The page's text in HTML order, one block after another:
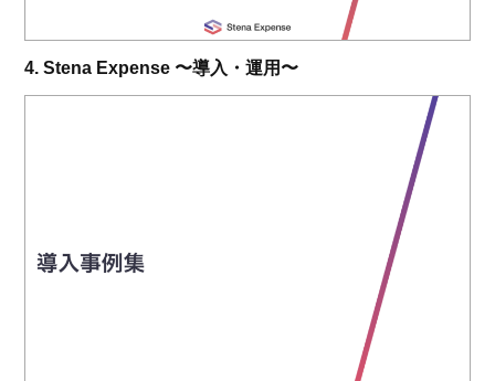
4. Stena Expense 〜導入・運用〜